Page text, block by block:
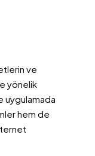
ve
yönelik
uygulamada
hem de